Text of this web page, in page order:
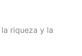
riqueza y la